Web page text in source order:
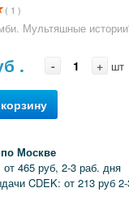
( 1 )
Мультяшные
. - + шт
Москве
465 руб, 2-3 раб. дня
CDEK: от 213 руб